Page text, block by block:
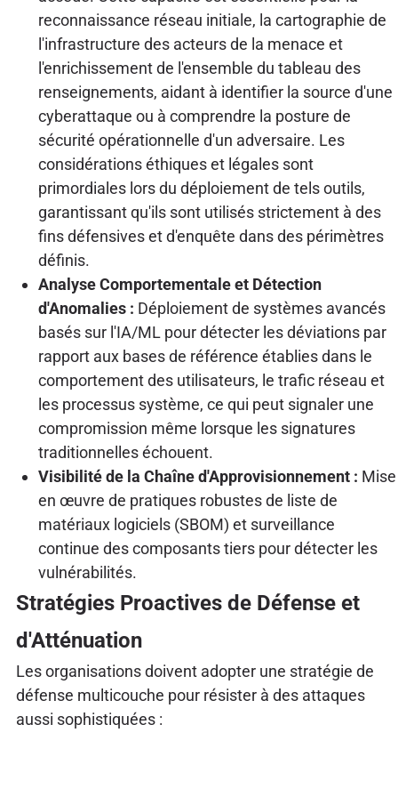
reconnaissance réseau initiale, la cartographie de
l'infrastructure des acteurs de la menace et
l'enrichissement de l'ensemble du tableau des
renseignements, aidant à identifier la source d'une
cyberattaque ou à comprendre la posture de
sécurité opérationnelle d'un adversaire. Les
considérations éthiques et légales sont
primordiales lors du déploiement de tels outils,
garantissant qu'ils sont utilisés strictement à des
fins défensives et d'enquête dans des périmètres
définis.
Analyse Comportementale et Détection
d'Anomalies : Déploiement de systèmes avancés
basés sur l'IA/ML pour détecter les déviations par
rapport aux bases de référence établies dans le
comportement des utilisateurs, le trafic réseau et
les processus système, ce qui peut signaler une
compromission même lorsque les signatures
traditionnelles échouent.
Visibilité de la Chaîne d'Approvisionnement : Mise
en œuvre de pratiques robustes de liste de
matériaux logiciels (SBOM) et surveillance
continue des composants tiers pour détecter les
vulnérabilités.
Stratégies Proactives de Défense et
d'Atténuation
Les organisations doivent adopter une stratégie de
défense multicouche pour résister à des attaques
aussi sophistiquées :